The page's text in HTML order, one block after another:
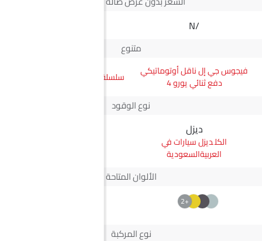
N/A
متنوع
فيجوس جي إل ناقل أوتوماتيكي
دفع ثنائي يورو 4
سلسلة محدودة 6.5L Sian FKP 37
نوع الوقود
ديزل
ديزل سيارات في
العربيةالسعودية
الألوان المتاحة
+2
نوع المركبة